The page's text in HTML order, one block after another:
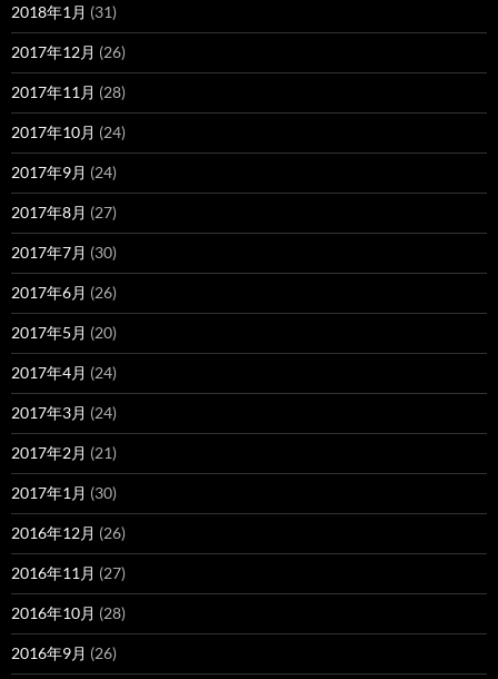
2018年1月 (31)
2017年12月 (26)
2017年11月 (28)
2017年10月 (24)
2017年9月 (24)
2017年8月 (27)
2017年7月 (30)
2017年6月 (26)
2017年5月 (20)
2017年4月 (24)
2017年3月 (24)
2017年2月 (21)
2017年1月 (30)
2016年12月 (26)
2016年11月 (27)
2016年10月 (28)
2016年9月 (26)